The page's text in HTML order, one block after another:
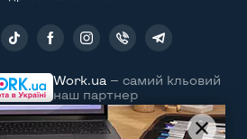
Work.ua — самий кльовий
наш партнер